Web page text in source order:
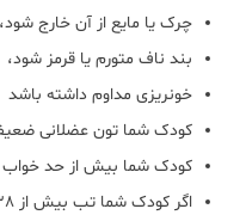
چرک یا مایع از آن خارج شود،
بند ناف متورم یا قرمز شود،
خونریزی مداوم داشته باشد
کودک شما تون عضلانی
کودک شما بیش از حد خواب